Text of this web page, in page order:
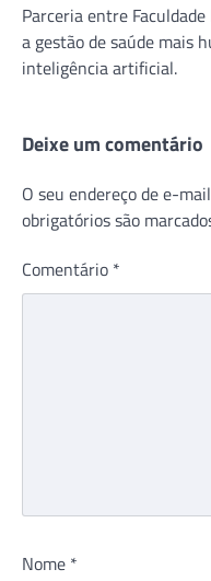
Parceria entre
a gestão de saúde mais
inteligência artificial.
Deixe um comentário
O seu endereço de e-
obrigatórios são
Comentário *
Nome *